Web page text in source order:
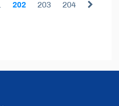
202 203 204